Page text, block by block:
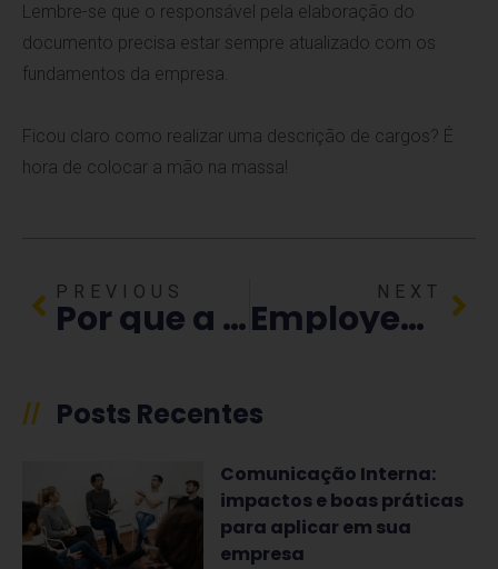
Lembre-se que o responsável pela elaboração do
documento precisa estar sempre atualizado com os
fundamentos da empresa.
Ficou claro como realizar uma descrição de cargos? É
hora de colocar a mão na massa!
PREVIOUS
Por que a cultura de feedback é fundamental para o desenvolvimento das pessoas?
NEXT
Employee Value Proposition: 6 etapas para construir a sua
// Posts Recentes
Comunicação Interna:
impactos e boas práticas
para aplicar em sua
empresa